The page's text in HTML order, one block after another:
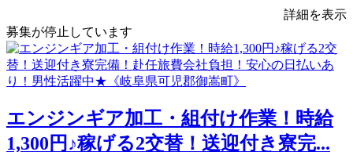
詳細を表示
募集が停止しています
エンジンギア加工・組付け作業！時給
1,300円♪稼げる2交替！送迎付き寮完...